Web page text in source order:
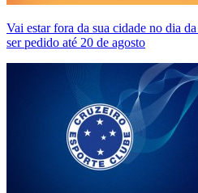
Vai estar fora da sua cidade no dia
ser pedido até 20 de agosto